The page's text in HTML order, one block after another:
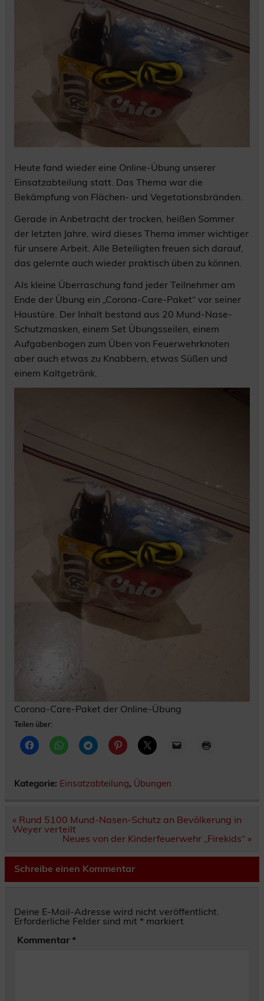
Heute fand wieder eine Online-Übung unserer
Einsatzabteilung statt. Das Thema war die
Bekämpfung von Flächen- und Vegetationsbränden.
Gerade in Anbetracht der trocken, heißen Sommer
der letzten Jahre, wird dieses Thema immer wichtiger
für unsere Arbeit. Alle Beteiligten freuen sich darauf,
das gelernte auch wieder praktisch üben zu können.
Als kleine Überraschung fand jeder Teilnehmer am
Ende der Übung ein „Corona-Care-Paket“ vor seiner
Haustüre. Der Inhalt bestand aus 20 Mund-Nase-
Schutzmasken, einem Set Übungsseilen, einem
Aufgabenbogen zum Üben von Feuerwehrknoten
aber auch etwas zu Knabbern, etwas Süßen und
einem Kaltgetränk.
Corona-Care-Paket der Online-Übung
Teilen über:
Kategorie: Einsatzabteilung, Übungen
Beitragsnavigation
« Rund 5100 Mund-Nasen-Schutz an Bevölkerung in
Weyer verteilt
Neues von der Kinderfeuerwehr „Firekids“ »
Schreibe einen Kommentar
Deine E-Mail-Adresse wird nicht veröffentlicht.
Erforderliche Felder sind mit * markiert
Kommentar *